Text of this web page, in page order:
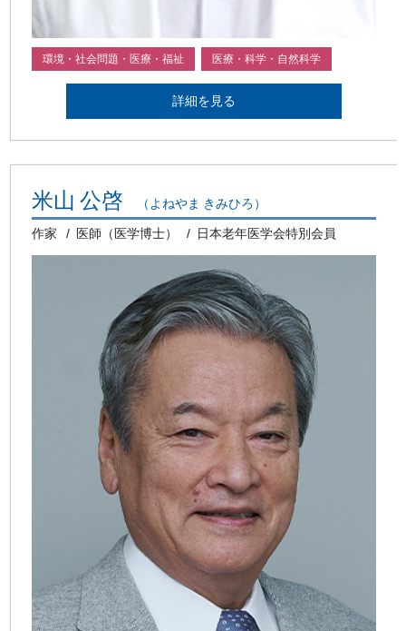
環境・社会問題・医療・福祉 医療・科学・自然科学
詳細を見る
米山 公啓 （よねやま きみひろ）
作家 医師（医学博士） 日本老年医学会特別会員